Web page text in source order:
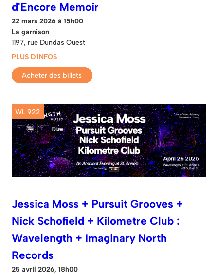
d'Encore Memoir
22 mars 2026 à 15h00
La garnison
1197, rue Dundas Ouest
PLUS D'INFOS
Acheter des billets
WL 922
Jessica Moss + Pursuit Grooves +
Nick Schofield + Kilometre Club :
Wavelength + Imaginary North
Records
25 avril 2026, 18h00